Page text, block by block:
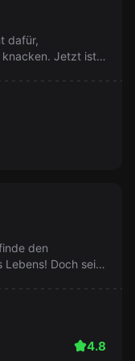
dafür,
knacken. Jetzt ist
den
Lebens! Doch sei
4.8